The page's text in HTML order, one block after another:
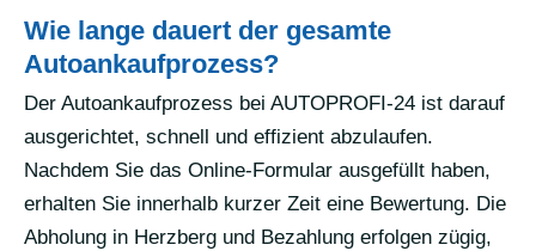
Wie lange dauert der gesamte
Autoankaufprozess?
Der Autoankaufprozess bei AUTOPROFI-24 ist darauf
ausgerichtet, schnell und effizient abzulaufen.
Nachdem Sie das Online-Formular ausgefüllt haben,
erhalten Sie innerhalb kurzer Zeit eine Bewertung. Die
Abholung in Herzberg und Bezahlung erfolgen zügig,